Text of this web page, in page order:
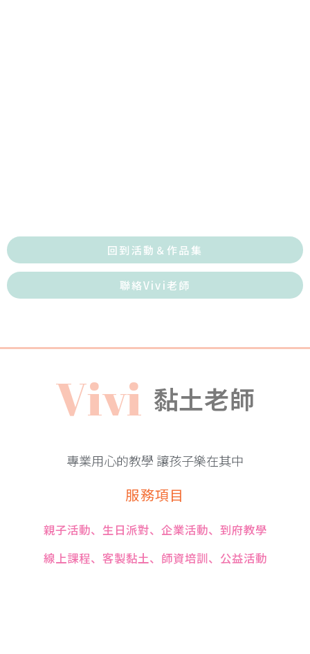
回到活動＆作品集
聯絡Vivi老師
Vivi 黏土老師
專業用心的教學 讓孩子樂在其中
服務項目
親子活動、生日派對、企業活動、到府教學
線上課程、客製黏土、師資培訓、公益活動